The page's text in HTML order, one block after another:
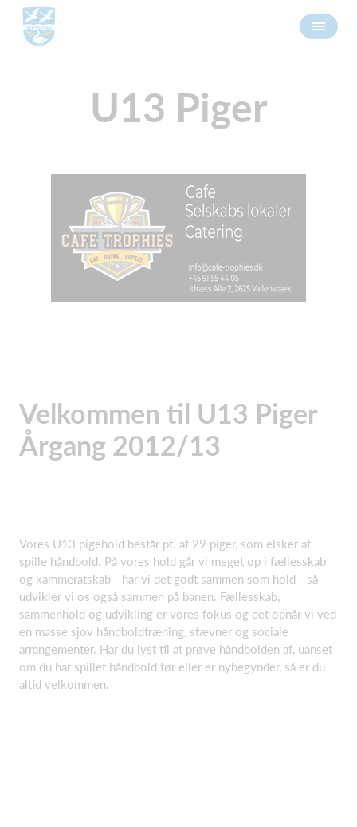
U13 Piger
Velkommen til U13 Piger
Årgang 2012/13
Vores U13 pigehold består pt. af 29 piger, som elsker at
spille håndbold. På vores hold går vi meget op i fællesskab
og kammeratskab - har vi det godt sammen som hold - så
udvikler vi os også sammen på banen. Fællesskab,
sammenhold og udvikling er vores fokus og det opnår vi ved
en masse sjov håndboldtræning, stævner og sociale
arrangementer. Har du lyst til at prøve håndbolden af, uanset
om du har spillet håndbold før eller er nybegynder, så er du
altid velkommen.